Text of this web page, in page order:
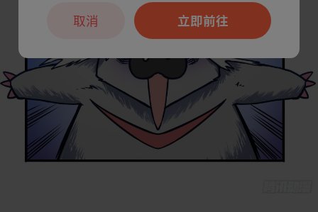
立即前往
取消